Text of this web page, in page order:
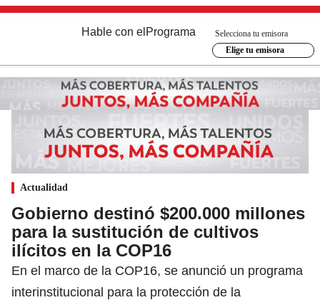
Hable con el Programa
Selecciona tu emisora
Elige tu emisora
Actualidad
Gobierno destinó $200.000 millones
para la sustitución de cultivos
ilícitos en la COP16
En el marco de la COP16, se anunció un programa
interinstitucional para la protección de la